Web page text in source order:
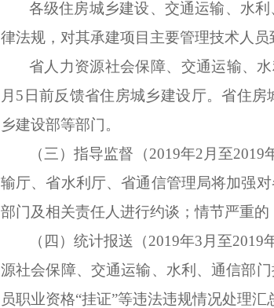
各级住房城乡建设、交通运输、水
律法规，对其承建项目主要管理技术人
省人力资源社会保障、交通运输、
月 5 日前反馈省住房城乡建设厅。省住
乡建设部等部门。
（三）指导监督（2019年2 月至2019
输厅、省水利厅、省通信管理局将加强
部门及相关责任人进行约谈；情节严重
（四）统计报送（2019年3 月至2019
源社会保障、交通运输、水利、通信部
员职业资格“挂证”等违法违规情况处理汇